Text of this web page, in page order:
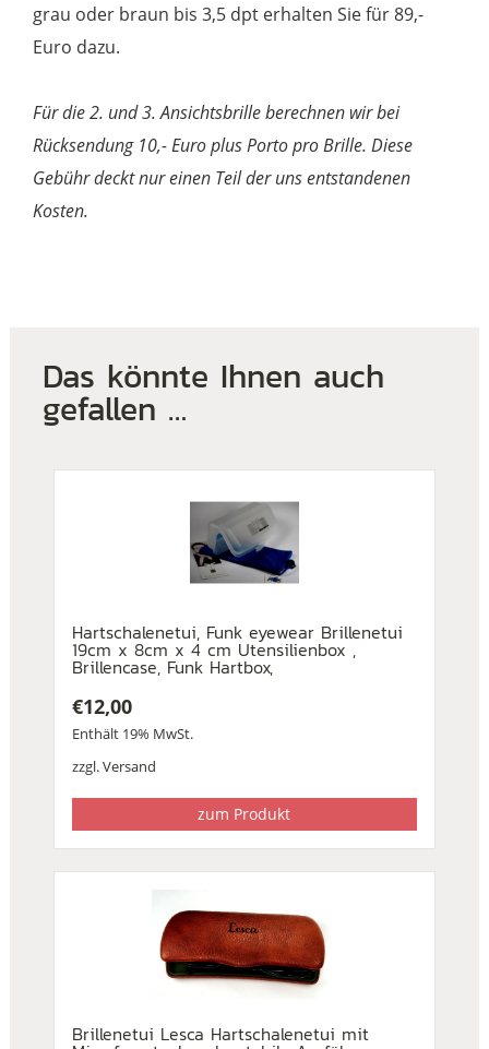
grau oder braun bis 3,5 dpt erhalten Sie für 89,-
Euro dazu.
Für die 2. und 3. Ansichtsbrille berechnen wir bei
Rücksendung 10,- Euro plus Porto pro Brille. Diese
Gebühr deckt nur einen Teil der uns entstandenen
Kosten.
Das könnte Ihnen auch
gefallen …
Hartschalenetui, Funk eyewear Brillenetui
19cm x 8cm x 4 cm Utensilienbox ,
Brillencase, Funk Hartbox,
€12,00
Enthält 19% MwSt.
zzgl.Versand
zum Produkt
Brillenetui Lesca Hartschalenetui mit